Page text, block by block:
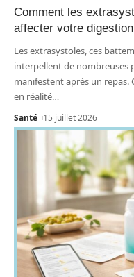
Comment les
affecter votre digestion
Les extrasystoles, ces
interpellent de nombreuses
manifestent après un repas.
en réalité…
Santé 15 juillet 2026